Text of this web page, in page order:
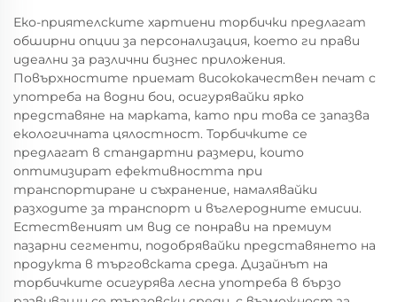
Еко-приятелските хартиени торбички предлагат
обширни опции за персонализация, което ги прави
идеални за различни бизнес приложения.
Повърхностите приемат висококачествен печат с
употреба на водни бои, осигурявайки ярко
представяне на марката, като при това се запазва
екологичната цялостност. Торбичките се
предлагат в стандартни размери, които
оптимизират ефективността при
транспортиране и съхранение, намалявайки
разходите за транспорт и въглеродните емисии.
Естественият им вид се понрави на премиум
пазарни сегменти, подобрявайки представянето на
продукта в търговската среда. Дизайнът на
торбичките осигурява лесна употреба в бързо